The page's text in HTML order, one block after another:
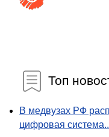
Топ
В медвузах РФ
цифровая